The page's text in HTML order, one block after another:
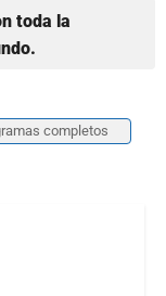
toda la
completos